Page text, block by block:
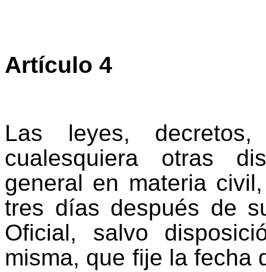
Artículo 4
Las leyes,
cualesquiera otras
general en materia
tres días después de
Oficial, salvo
misma, que fije la fecha